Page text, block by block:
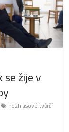
se žije v
rozhlasové tvůrčí